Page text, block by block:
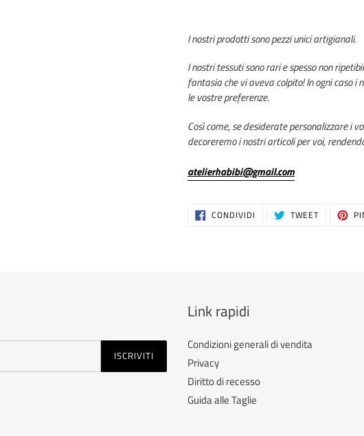
I nostri prodotti sono pezzi unici artigianali.
I nostri tessuti sono rari e spesso non
fantasia che vi aveva colpito! In ogni caso
le vostre preferenze.
Così come, se desiderate personalizzare i
decoreremo i nostri articoli per voi,
atelierhabibi@gmail.com
CONDIVIDI CONDIVIDITWEET TWITTA
ISCRIVITI
Link rapidi
Condizioni generali di vendita
Privacy
Diritto di recesso
Guida alle Taglie